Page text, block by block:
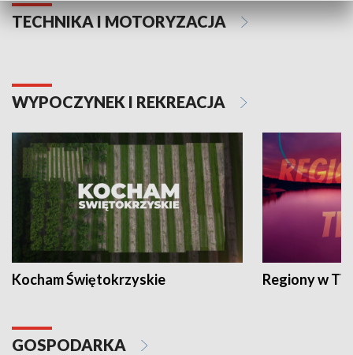
TECHNIKA I MOTORYZACJA
WYPOCZYNEK I REKREACJA
Kocham Świętokrzyskie Regiony w
GOSPODARKA